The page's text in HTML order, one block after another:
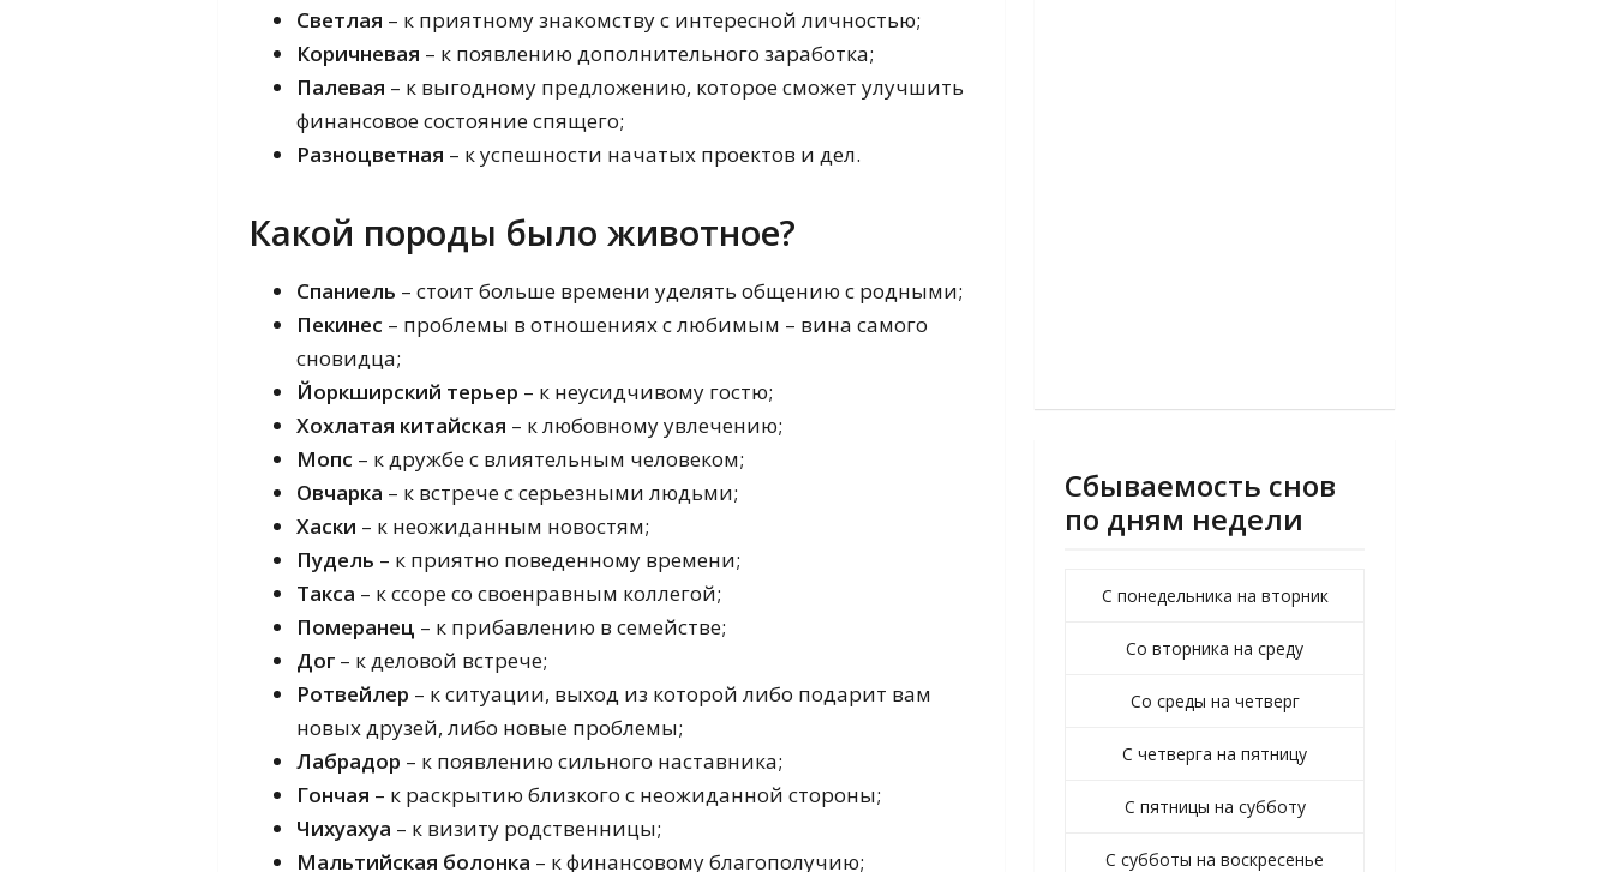
Светлая – к приятному знакомству с интересной личностью;
Коричневая – к появлению дополнительного заработка;
Палевая – к выгодному предложению, которое сможет улучшить
финансовое состояние спящего;
Разноцветная – к успешности начатых проектов и дел.
Какой породы было животное?
Спаниель – стоит больше времени уделять общению с родными;
Пекинес – проблемы в отношениях с любимым – вина самого
сновидца;
Йоркширский терьер – к неусидчивому гостю;
Хохлатая китайская – к любовному увлечению;
Мопс – к дружбе с влиятельным человеком;
Овчарка – к встрече с серьезными людьми;
Хаски – к неожиданным новостям;
Пудель – к приятно поведенному времени;
Такса – к ссоре со своенравным коллегой;
Померанец – к прибавлению в семействе;
Дог – к деловой встрече;
Ротвейлер – к ситуации, выход из которой либо подарит вам
новых друзей, либо новые проблемы;
Лабрадор – к появлению сильного наставника;
Гончая – к раскрытию близкого с неожиданной стороны;
Чихуахуа – к визиту родственницы;
Мальтийская болонка – к финансовому благополучию;
Сбываемость снов
по дням недели
С понедельника на вторник
Со вторника на среду
Со среды на четверг
С четверга на пятницу
С пятницы на субботу
С субботы на воскресенье